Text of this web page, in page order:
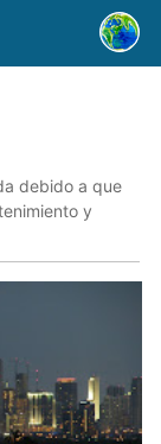
debido a que
y